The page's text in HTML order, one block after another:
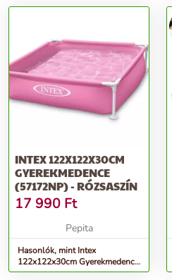
INTEX 122X122X30CM
GYEREKMEDENCE
(57172NP) - RÓZSASZÍN
17 990 Ft
Pepita
Hasonlók, mint Intex
122x122x30cm Gyerekmedence
(57172NP) - rózsaszín